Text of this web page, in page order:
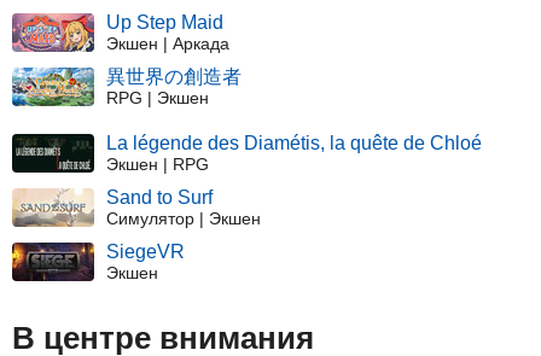
Up Step Maid
Экшен | Аркада
異世界の創造者
RPG | Экшен
La légende des Diamétis, la quête de Chloé
Экшен | RPG
Sand to Surf
Симулятор | Экшен
SiegeVR
Экшен
В центре внимания